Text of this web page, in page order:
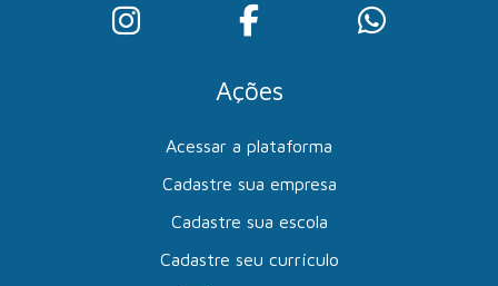
Ações
Acessar a plataforma
Cadastre sua empresa
Cadastre sua escola
Cadastre seu currículo